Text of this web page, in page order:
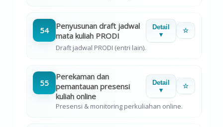
54
Penyusunan draft jadwal
mata kuliah PRODI
Detail
▾
☆
Draft jadwal PRODI (entri lain).
55
Perekaman dan
pemantauan presensi
kuliah online
Detail
▾
☆
Presensi & monitoring perkuliahan online.